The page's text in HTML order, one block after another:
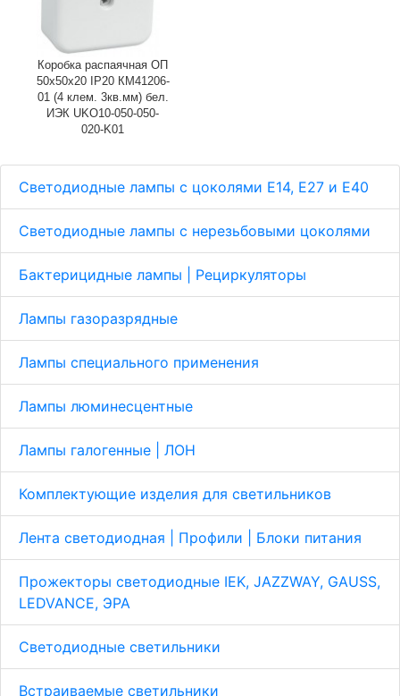
Светодиодные лампы с цоколями Е14, E27 и E40
Светодиодные лампы с нерезьбовыми цоколями
Бактерицидные лампы | Рециркуляторы
Лампы газоразрядные
Лампы специального применения
Лампы люминесцентные
Лампы галогенные | ЛОН
Комплектующие изделия для светильников
Лента светодиодная | Профили | Блоки питания
Прожекторы светодиодные IEK, JAZZWAY, GAUSS,
LEDVANCE, ЭРА
Светодиодные светильники
Встраиваемые светильники
Коробка распаячная ОП
50х50х20 IP20 КМ41206-
01 (4 клем. 3кв.мм) бел.
ИЭК UKO10-050-050-
020-K01